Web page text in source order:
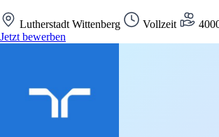
Lutherstadt Wittenberg Vollzeit
Jetzt bewerben